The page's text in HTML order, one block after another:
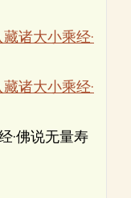
诸大小乘经·
诸大小乘经·
·佛说无量寿